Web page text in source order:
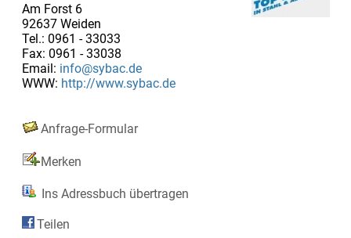
Am Forst 6
92637 Weiden
Tel.: 0961 - 33033
Fax: 0961 - 33038
Email: info@sybac.de
WWW: http://www.sybac.de
Anfrage-Formular
Merken
Ins Adressbuch übertragen
Teilen